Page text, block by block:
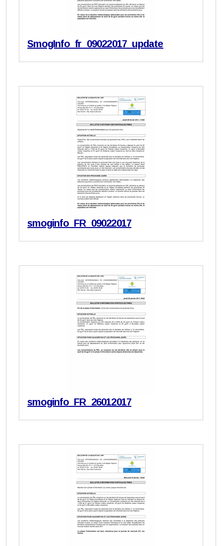
SmogInfo_fr_09022017_update
smoginfo_FR_09022017
smoginfo_FR_26012017